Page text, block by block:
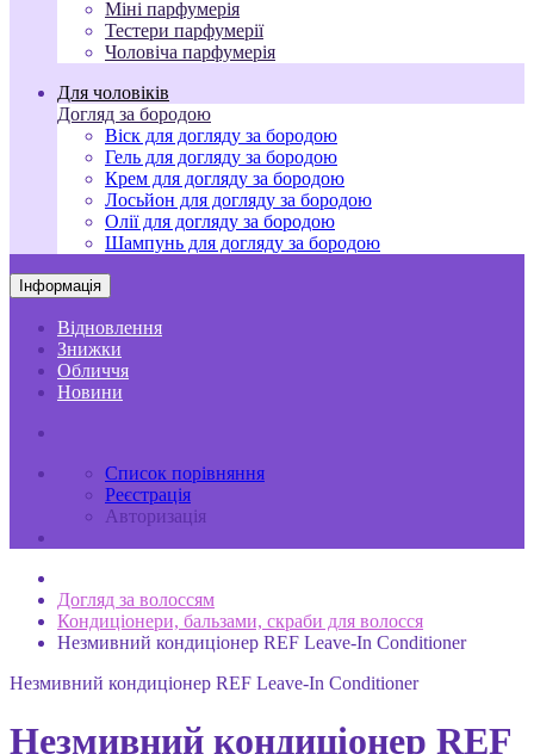
Міні парфумерія
Тестери парфумерії
Чоловіча парфумерія
Для чоловіків
Догляд за бородою
Віск для догляду за бородою
Гель для догляду за бородою
Крем для догляду за бородою
Лосьйон для догляду за бородою
Олії для догляду за бородою
Шампунь для догляду за бородою
Інформація
Відновлення
Знижки
Обличчя
Новини
Список порівняння
Реєстрація
Авторизація
Догляд за волоссям
Кондиціонери, бальзами, скраби для волосся
Незмивний кондиціонер REF Leave-In Conditioner
Незмивний кондиціонер REF Leave-In Conditioner
Незмивний кондиціонер REF